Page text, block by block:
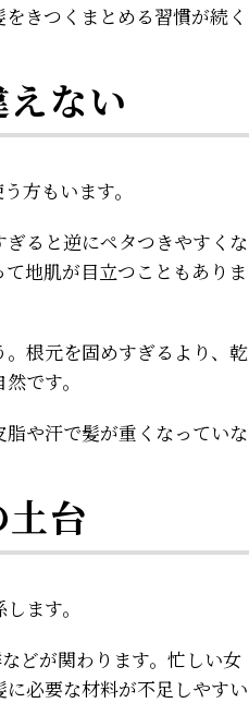
きつくまとめる習慣が続く
ない
方もいます。
ると逆にペタつきやすくな
地肌が目立つこともありま
根元を固めすぎるより、乾
です。
や汗で髪が重くなっていな
台
ます。
どが関わります。忙しい女
必要な材料が不足しやすい